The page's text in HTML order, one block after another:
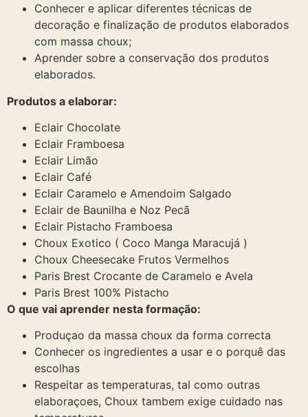
Conhecer e aplicar diferentes técnicas de
decoração e finalização de produtos elaborados
com massa choux;
Aprender sobre a conservação dos produtos
elaborados.
Produtos a elaborar:
Eclair Chocolate
Eclair Framboesa
Eclair Limão
Eclair Café
Eclair Caramelo e Amendoim Salgado
Eclair de Baunilha e Noz Pecã
Eclair Pistacho Framboesa
Choux Exotico ( Coco Manga Maracujá )
Choux Cheesecake Frutos Vermelhos
Paris Brest Crocante de Caramelo e Avela
Paris Brest 100% Pistacho
O que vai aprender nesta formação:
Produçao da massa choux da forma correcta
Conhecer os ingredientes a usar e o porquê das
escolhas
Respeitar as temperaturas, tal como outras
elaboraçoes, Choux tambem exige cuidado nas